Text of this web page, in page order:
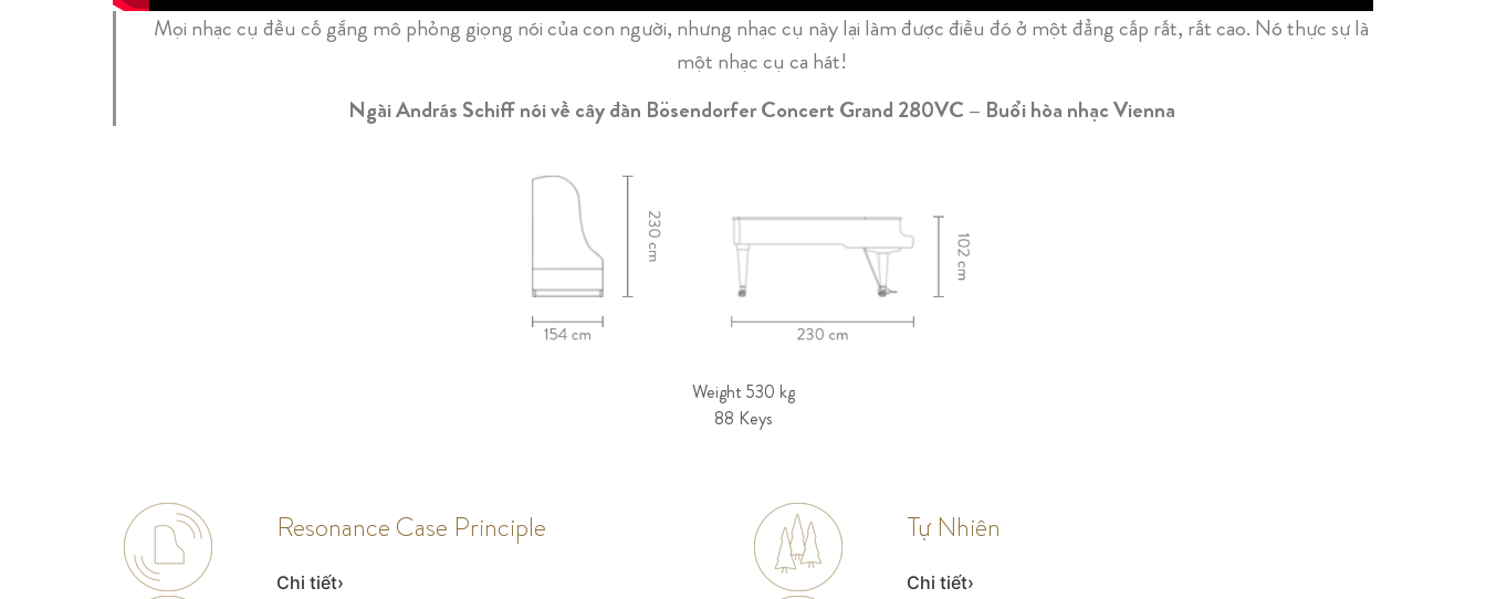
Mọi nhạc cụ đều cố gắng mô phỏng giọng nói của con người, nhưng nhạc cụ này lại làm được điều đó ở một đẳng cấp rất, rất cao. Nó thực sự là
một nhạc cụ ca hát!
Ngài András Schiff nói về cây đàn Bösendorfer Concert Grand 280VC – Buổi hòa nhạc Vienna
Weight 530 kg
88 Keys
Resonance Case Principle
Chi tiết
Tự Nhiên
Chi tiết